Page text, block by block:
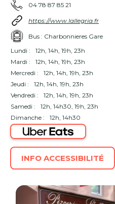
04 78 87 85 21
https://www.lallegria.fr
Bus : Charbonnieres Gare
Lundi :
12h, 14h, 19h, 23h
Mardi :
12h, 14h, 19h, 23h
Mercredi :
12h, 14h, 19h, 23h
Jeudi :
12h, 14h, 19h, 23h
Vendredi :
12h, 14h, 19h, 23h
Samedi :
12h, 14h30, 19h, 23h
Dimanche :
12h, 14h30
INFO ACCESSIBILITÉ